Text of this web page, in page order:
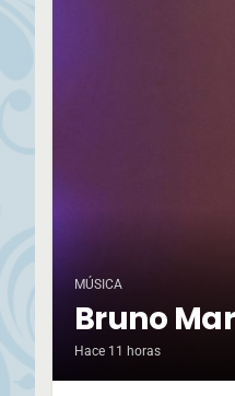
MÚSICA
Bruno
Hace 11 horas